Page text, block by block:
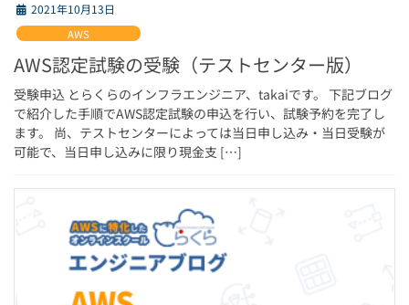
2021年10月13日
AWS
AWS認定試験の受験（テストセンター版）
受験申込 とらくらのインフラエンジニア、takaiです。 下記ブログ
で紹介した手順でAWS認定試験の申込を行い、試験予約を完了し
ます。 尚、テストセンターによっては当日申し込み・当日受験が
可能で、当日申し込みに限り現金支 […]